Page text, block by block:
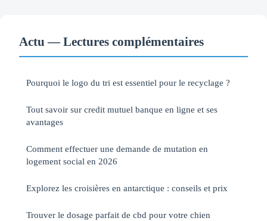
Actu — Lectures complémentaires
Pourquoi le logo du tri est essentiel pour le recyclage ?
Tout savoir sur credit mutuel banque en ligne et ses
avantages
Comment effectuer une demande de mutation en
logement social en 2026
Explorez les croisières en antarctique : conseils et prix
Trouver le dosage parfait de cbd pour votre chien